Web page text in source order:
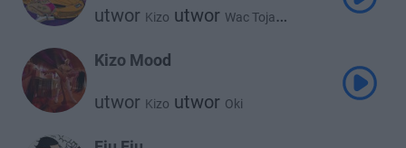
utwor Kizo utwor Wac Toja
Kizo Mood
utwor Kizo utwor Oki